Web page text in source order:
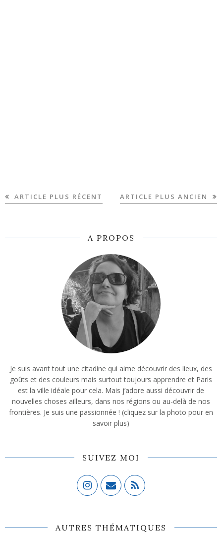
ARTICLE PLUS RÉCENT ARTICLE PLUS ANCIEN
A PROPOS
Je suis avant tout une citadine qui aime découvrir des lieux, des
goûts et des couleurs mais surtout toujours apprendre et Paris
est la ville idéale pour cela. Mais j’adore aussi découvrir de
nouvelles choses ailleurs, dans nos régions ou au-delà de nos
frontières. Je suis une passionnée ! (cliquez sur la photo pour en
savoir plus)
SUIVEZ MOI
AUTRES THÉMATIQUES